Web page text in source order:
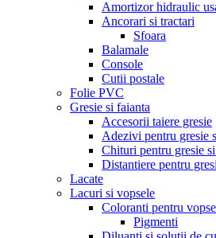
Amortizor hidraulic
Ancorari si tractari
Sfoara
Balamale
Console
Cutii postale
Folie PVC
Gresie si faianta
Accesorii taiere gresie
Adezivi pentru gresie
Chituri pentru gresie
Distantiere pentru
Lacate
Lacuri si vopsele
Coloranti pentru
Pigmenti